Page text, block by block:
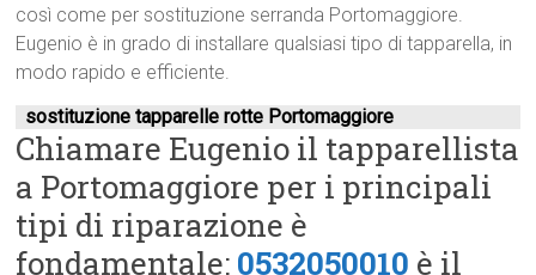
così come per sostituzione serranda Portomaggiore.
Eugenio è in grado di installare qualsiasi tipo di tapparella, in
modo rapido e efficiente.
sostituzione tapparelle rotte Portomaggiore
Chiamare Eugenio il tapparellista
a Portomaggiore per i principali
tipi di riparazione è
fondamentale: 0532050010 è il